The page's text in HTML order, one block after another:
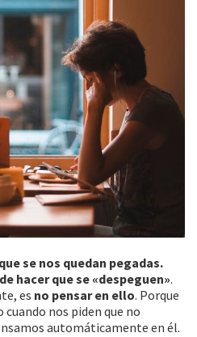
se nos quedan pegadas.
hacer que se «despeguen».
es no pensar en ello. Porque
nos piden que no
automáticamente en él.